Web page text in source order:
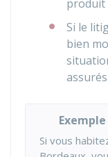
produit
Si le
bien
Exemple
Si vous